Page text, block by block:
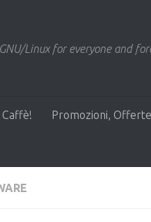
GNU/Linux for everyone and
Promozioni,